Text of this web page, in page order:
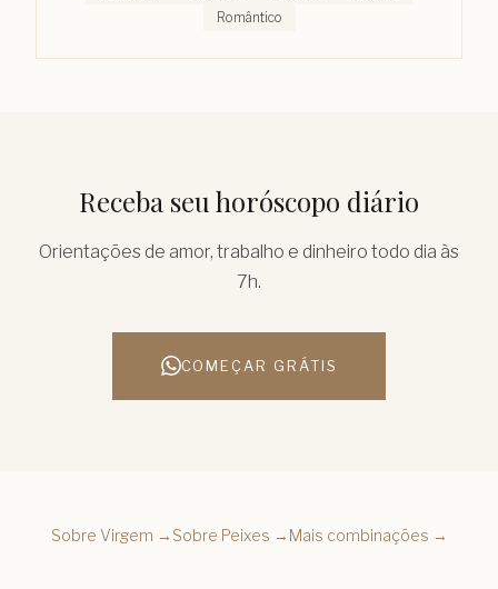
Romântico
Receba seu horóscopo diário
Orientações de amor, trabalho e dinheiro todo dia às
7h.
COMEÇAR GRÁTIS
Sobre Virgem → Sobre Peixes → Mais combinações →